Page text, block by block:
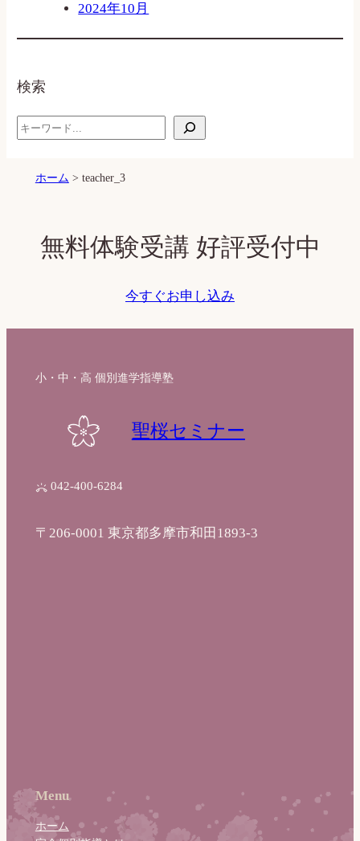
2024年10月
検索
S
ホーム > teacher_3
無料体験受講 好評受付中
今すぐお申し込み
小・中・高 個別進学指導塾
聖桜セミナー
042-400-6284
〒206-0001 東京都多摩市和田1893-3
Menu
ホーム